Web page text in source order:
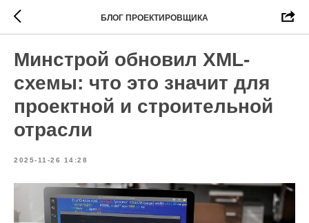
БЛОГ ПРОЕКТИРОВЩИКА
Минстрой обновил XML-
схемы: что это значит для
проектной и строительной
отрасли
2025-11-26 14:28